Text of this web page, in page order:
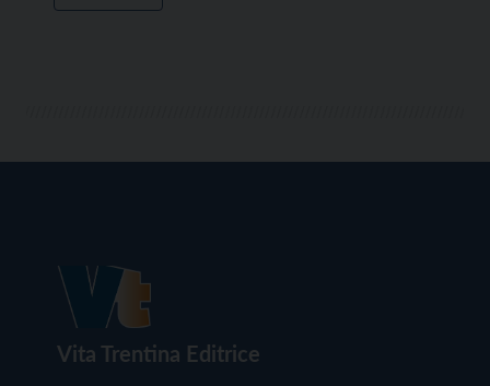
Vita Trentina Editrice